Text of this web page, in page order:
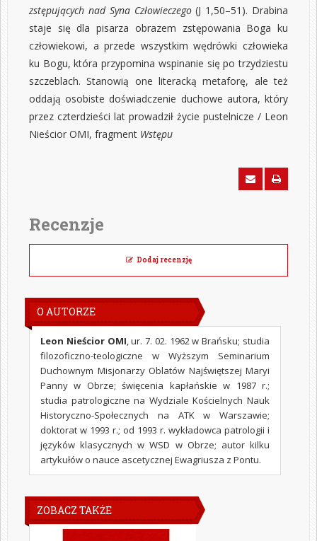
zstępujących nad Syna Człowieczego(J 1,50–51). Drabina
staje się dla pisarza obrazem zstępowania Boga ku
człowiekowi, a przede wszystkim wędrówki człowieka
ku Bogu, która przypomina wspinanie się po trzydziestu
szczeblach. Stanowią one literacką metaforę, ale też
oddają osobiste doświadczenie duchowe autora, który
przez czterdzieści lat prowadził życie pustelnicze / Leon
Nieścior OMI, fragment Wstępu
Recenzje
Dodaj recenzję
O AUTORZE
Leon Nieścior OMI, ur. 7. 02. 1962 w Brańsku; studia
filozoficzno-teologiczne w Wyższym Seminarium
Duchownym Misjonarzy Oblatów Najświętszej Maryi
Panny w Obrze; święcenia kapłańskie w 1987 r.;
studia patrologiczne na Wydziale Kościelnych Nauk
Historyczno-Społecznych na ATK w Warszawie;
doktorat w 1993 r.; od 1993 r. wykładowca patrologii i
języków klasycznych w WSD w Obrze; autor kilku
artykułów o nauce ascetycznej Ewagriusza z Pontu.
ZOBACZ TAKŻE